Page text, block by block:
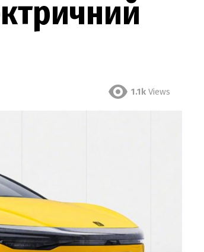
1.1k Views